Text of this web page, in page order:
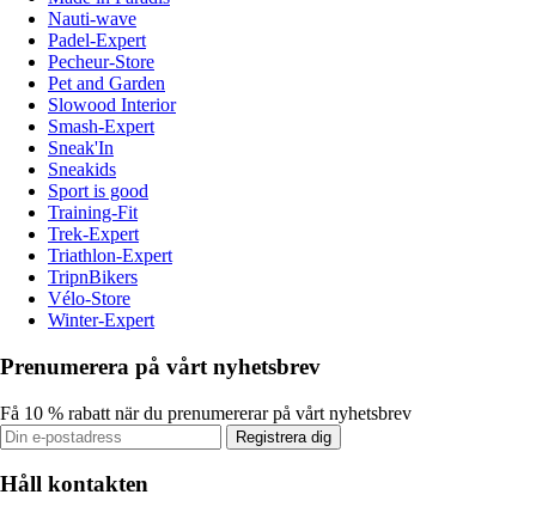
Nauti-wave
Padel-Expert
Pecheur-Store
Pet and Garden
Slowood Interior
Smash-Expert
Sneak'In
Sneakids
Sport is good
Training-Fit
Trek-Expert
Triathlon-Expert
TripnBikers
Vélo-Store
Winter-Expert
Prenumerera på vårt nyhetsbrev
Få 10 % rabatt när du prenumererar på vårt nyhetsbrev
Registrera dig
Håll kontakten